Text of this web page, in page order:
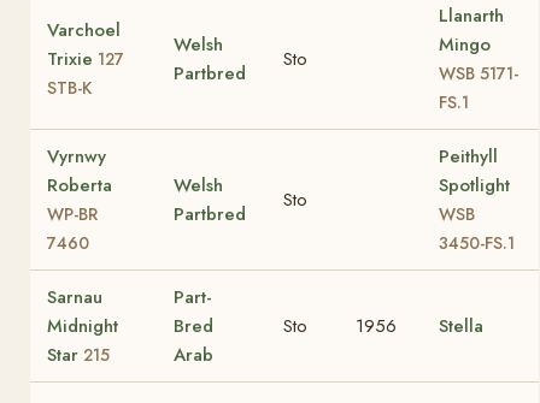
Varchoel
Trixie 127
STB-K
Welsh
Partbred
Sto
Llanarth
Mingo
WSB 5171-
FS.1
Vyrnwy
Roberta
WP-BR
7460
Welsh
Partbred
Sto
Peithyll
Spotlight
WSB
3450-FS.1
Sarnau
Midnight
Star 215
Part-
Bred
Arab
Sto 1956 Stella